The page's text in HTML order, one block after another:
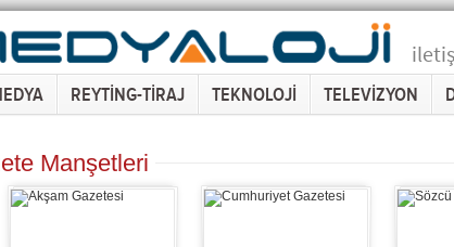
REYTİNG-TİRAJ TEKNOLOJİ TELEVİZYON
Manşetleri